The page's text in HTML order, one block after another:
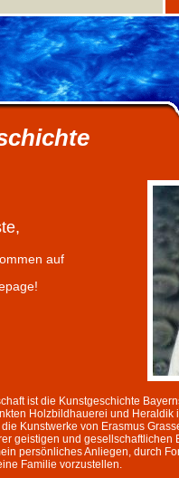
auf
ist die Kunstgeschichte
Holzbildhauerei und Heraldik
Kunstwerke von Erasmus
geistigen und
persönliches Anliegen, durch
Familie vorzustellen.